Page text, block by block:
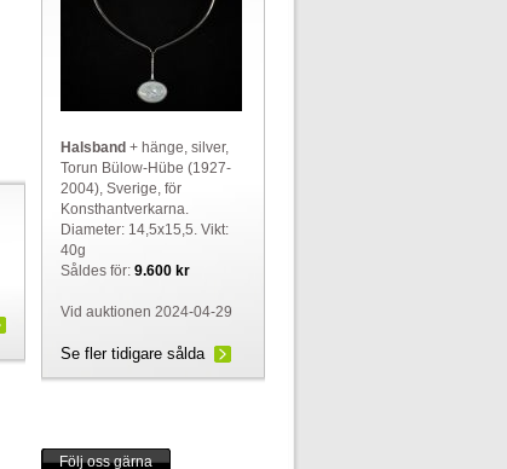
Halsband + hänge, silver,
Torun Bülow-Hübe (1927-
2004), Sverige, för
Konsthantverkarna.
Diameter: 14,5x15,5. Vikt:
40g
Såldes för: 9.600 kr
Vid auktionen 2024-04-29
Se fler tidigare sålda
Följ oss gärna